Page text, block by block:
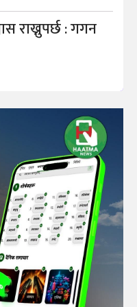
राख्नुपर्छ : गगन